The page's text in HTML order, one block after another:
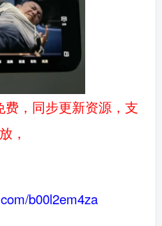
费，同步更新资源，支
，
b00l2em4za